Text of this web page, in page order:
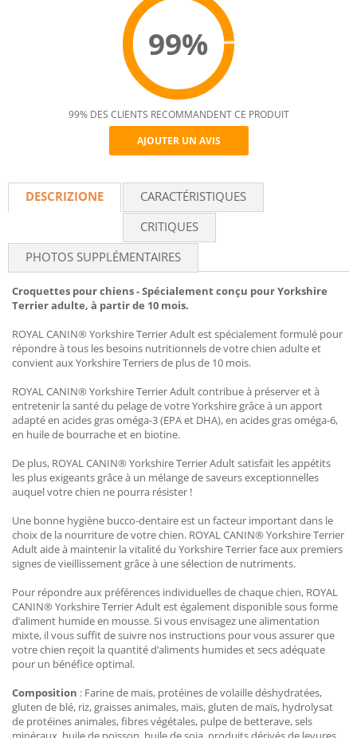
99%
Recommend
99% DES CLIENTS RECOMMANDENT CE PRODUIT
AJOUTER UN AVIS
DESCRIZIONE
CARACTÉRISTIQUES
CRITIQUES
PHOTOS SUPPLÉMENTAIRES
Croquettes pour chiens - Spécialement conçu pour Yorkshire
Terrier adulte, à partir de 10 mois.
ROYAL CANIN® Yorkshire Terrier Adult est spécialement formulé pour
répondre à tous les besoins nutritionnels de votre chien adulte et
convient aux Yorkshire Terriers de plus de 10 mois.
ROYAL CANIN® Yorkshire Terrier Adult contribue à préserver et à
entretenir la santé du pelage de votre Yorkshire grâce à un apport
adapté en acides gras oméga-3 (EPA et DHA), en acides gras oméga-6,
en huile de bourrache et en biotine.
De plus, ROYAL CANIN® Yorkshire Terrier Adult satisfait les appétits
les plus exigeants grâce à un mélange de saveurs exceptionnelles
auquel votre chien ne pourra résister !
Une bonne hygiène bucco-dentaire est un facteur important dans le
choix de la nourriture de votre chien. ROYAL CANIN® Yorkshire Terrier
Adult aide à maintenir la vitalité du Yorkshire Terrier face aux premiers
signes de vieillissement grâce à une sélection de nutriments.
Pour répondre aux préférences individuelles de chaque chien, ROYAL
CANIN® Yorkshire Terrier Adult est également disponible sous forme
d’aliment humide en mousse. Si vous envisagez une alimentation
mixte, il vous suffit de suivre nos instructions pour vous assurer que
votre chien reçoit la quantité d’aliments humides et secs adéquate
pour un bénéfice optimal.
Composition : Farine de maïs, protéines de volaille déshydratées,
gluten de blé, riz, graisses animales, maïs, gluten de maïs, hydrolysat
de protéines animales, fibres végétales, pulpe de betterave, sels